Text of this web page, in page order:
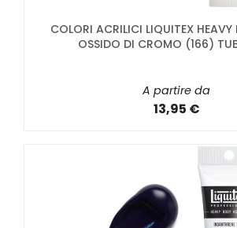
COLORI ACRILICI LIQUITEX HEAVY
OSSIDO DI CROMO (166)
A partire da
13,95 €